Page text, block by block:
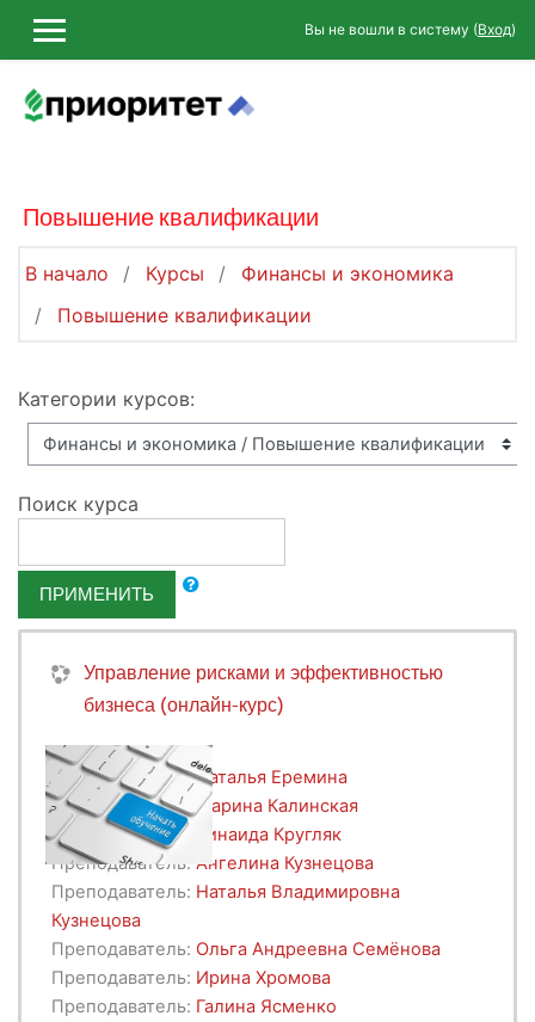
БОКОВАЯ ПАНЕЛЬ
Вы не вошли в систему (Вход)
Повышение квалификации
В начало Курсы
Финансы и экономика
Повышение квалификации
Категории курсов:
Поиск курса
ПРИМЕНИТЬ
Управление рисками и эффективностью
бизнеса (онлайн-курс)
Преподаватель:Наталья Еремина
Преподаватель: Марина Калинская
Преподаватель:
Зинаида Кругляк
Преподаватель: Ангелина Кузнецова
Преподаватель: Наталья Владимировна
Кузнецова
Преподаватель: Ольга Андреевна Семёнова
Преподаватель: Ирина Хромова
Преподаватель: Галина Ясменко